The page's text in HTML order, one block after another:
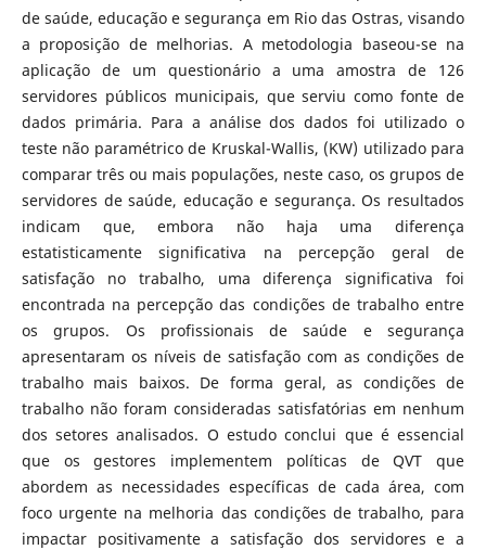
de saúde, educação e segurança em Rio das Ostras, visando
a proposição de melhorias. A metodologia baseou-se na
aplicação de um questionário a uma amostra de 126
servidores públicos municipais, que serviu como fonte de
dados primária. Para a análise dos dados foi utilizado o
teste não paramétrico de Kruskal-Wallis, (KW) utilizado para
comparar três ou mais populações, neste caso, os grupos de
servidores de saúde, educação e segurança. Os resultados
indicam que, embora não haja uma diferença
estatisticamente significativa na percepção geral de
satisfação no trabalho, uma diferença significativa foi
encontrada na percepção das condições de trabalho entre
os grupos. Os profissionais de saúde e segurança
apresentaram os níveis de satisfação com as condições de
trabalho mais baixos. De forma geral, as condições de
trabalho não foram consideradas satisfatórias em nenhum
dos setores analisados. O estudo conclui que é essencial
que os gestores implementem políticas de QVT que
abordem as necessidades específicas de cada área, com
foco urgente na melhoria das condições de trabalho, para
impactar positivamente a satisfação dos servidores e a